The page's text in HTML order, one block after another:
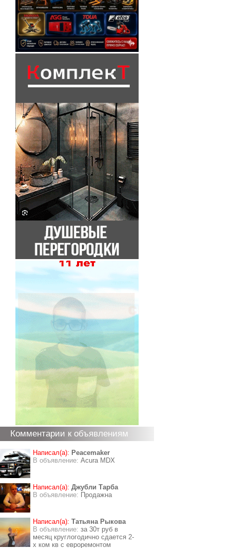
Комментарии к объявлениям
Написал(а): Peacemaker
В объявление: Acura MDX
Написал(а): Джубли Тарба
В объявление: Продажна
Написал(а): Татьяна Рыкова
В объявление: за 30т руб в
месяц круглогодично сдается 2-
х ком кв с евроремонтом